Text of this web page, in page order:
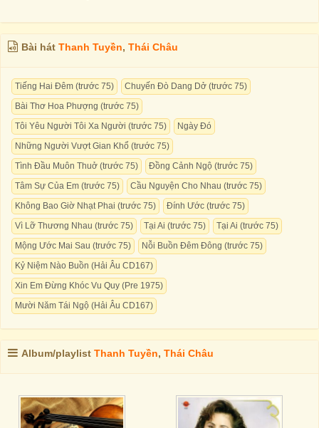
Bài hát Thanh Tuyền, Thái Châu
Tiếng Hai Đêm (trước 75)
Chuyến Đò Dang Dở (trước 75)
Bài Thơ Hoa Phượng (trước 75)
Tôi Yêu Người Tôi Xa Người (trước 75)
Ngày Đó
Những Người Vượt Gian Khổ (trước 75)
Tình Đầu Muôn Thuở (trước 75)
Đồng Cảnh Ngộ (trước 75)
Tâm Sự Của Em (trước 75)
Cầu Nguyện Cho Nhau (trước 75)
Không Bao Giờ Nhạt Phai (trước 75)
Đính Ước (trước 75)
Vì Lỡ Thương Nhau (trước 75)
Tại Ai (trước 75)
Tại Ai (trước 75)
Mộng Ước Mai Sau (trước 75)
Nỗi Buồn Đêm Đông (trước 75)
Kỷ Niệm Nào Buồn (Hải Âu CD167)
Xin Em Đừng Khóc Vu Quy (Pre 1975)
Mười Năm Tái Ngộ (Hải Âu CD167)
Album/playlist Thanh Tuyền, Thái Châu